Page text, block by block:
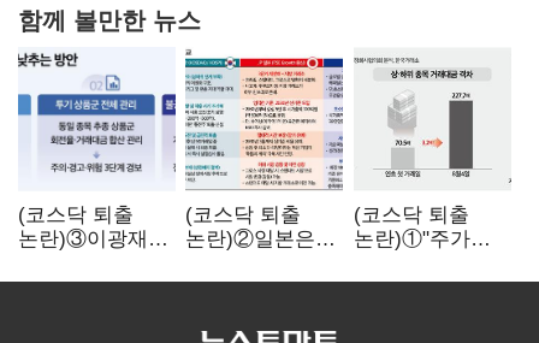
함께 볼만한 뉴스
(코스닥 퇴출
논란)③이광재
자동차 없애지는
(코스닥 퇴출
논란)②일본은
기다려주는데
퇴출?…
(코스닥 퇴출
논란)①"주가
옥토 태운다"…